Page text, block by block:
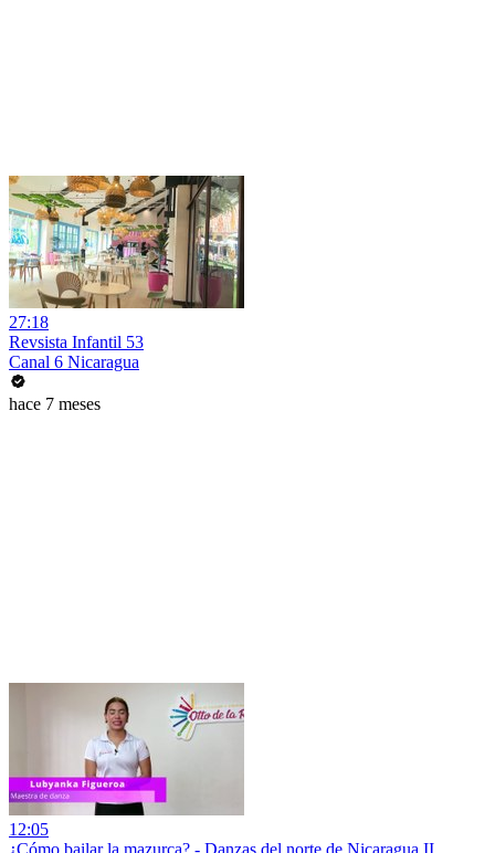
27:18
Revsista Infantil 53
Canal 6 Nicaragua
hace 7 meses
12:05